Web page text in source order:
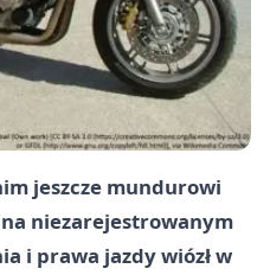
jeszcze mundurowi
niezarejestrowanym
i prawa jazdy wiózł w